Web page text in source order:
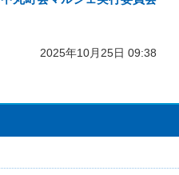
2025年10月25日 09:38